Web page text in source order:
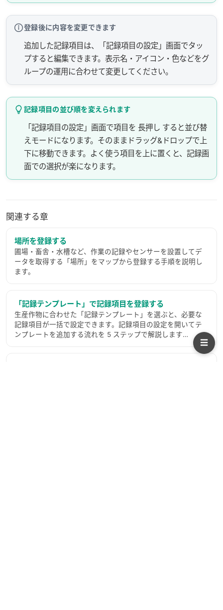
登録後に内容を変更できます
追加した記録項目は、「記録項目の設定」画面でタッ
プすると編集できます。表示名・アイコン・色などをグ
ループの運用に合わせて変更してください。
記録項目の並び順を変えられます
「記録項目の設定」画面で項目を 長押し すると並び替
えモードになります。そのままドラッグ&ドロップで上
下に移動できます。よく使う項目を上に置くと、記録画
面での選択が楽になります。
関連する章
場所を登録する
圃場・畜舎・水槽など、作業の記録やセンサーを設置してデ
ータを取得する「場所」をマップから登録する手順を説明し
ます。
「記録テンプレート」で記録項目を登録する
生産作物に合わせた「記録テンプレート」を選ぶと、必要な
記録項目が一括で設定できます。記録項目の設定を開いてテ
ンプレートを追加する流れを 5 ステップで解説します…
☰